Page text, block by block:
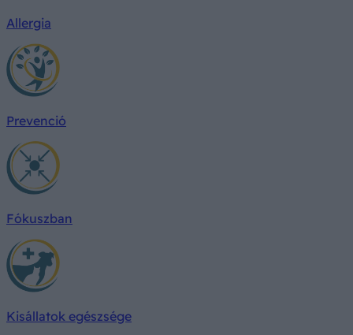
Allergia
Prevenció
Fókuszban
Kisállatok egészsége